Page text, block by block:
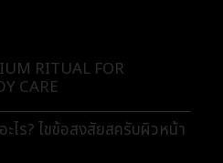
RITUAL FOR
CARE
ไร? ไขข้อสงสัยสครับผิวหน้า